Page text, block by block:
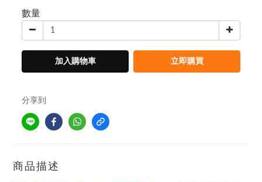
數量
加入購物車 立即購買
分享到
商品描述